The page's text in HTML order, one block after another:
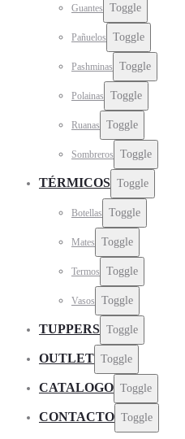
Guantes Toggle
Pañuelos Toggle
Pashminas Toggle
Polainas Toggle
Ruanas Toggle
Sombreros Toggle
TÉRMICOS Toggle
Botellas Toggle
Mates Toggle
Termos Toggle
Vasos Toggle
TUPPERS Toggle
OUTLET Toggle
CATALOGO Toggle
CONTACTO Toggle